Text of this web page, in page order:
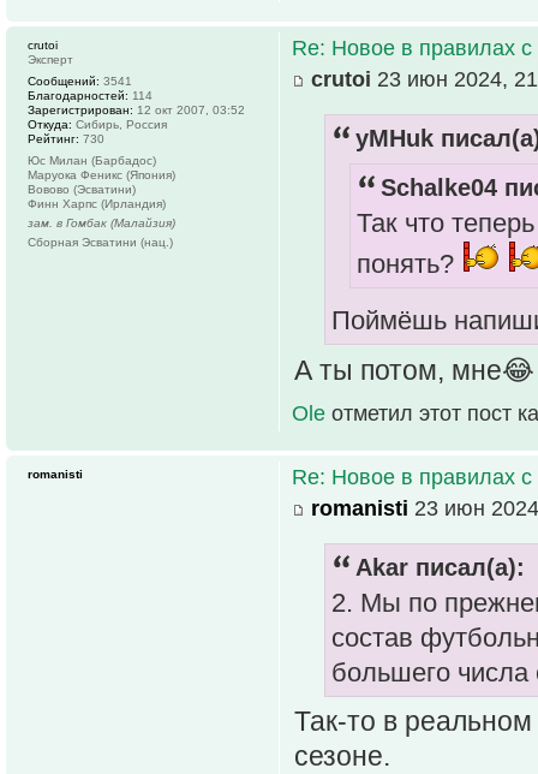
Re: Новое в правилах с
crutoi 23 июн 2024,
yMHuk
Schalke04
Так что
понять?
Поймёшь
А ты потом, мне😂
Ole отметил этот пост
crutoi
Эксперт
Сообщений: 3541
Благодарностей: 114
Зарегистрирован: 12 окт 2007, 03:52
Откуда: Сибирь, Россия
Рейтинг: 730
Юс Милан (Барбадос)
Маруока Феникс (Япония)
Вовово (Эсватини)
Финн Харпс (Ирландия)
зам. в Гомбак (Малайзия)
Сборная Эсватини (нац.)
Re: Новое в правилах с
romanisti 23 июн
Akar писал(а):
2. Мы по
состав
большего
Так-то в
сезоне.
romanisti